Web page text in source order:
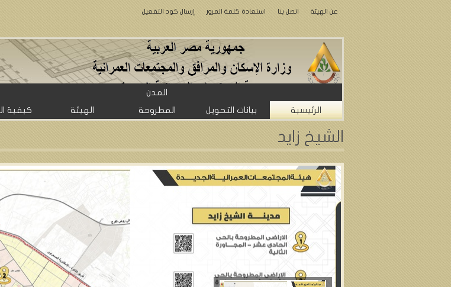
عن الهيئة اتصل بنا استعادة كلمة المرور إرسال كود التفعيل
الرئيسية بيانات التحويل
المدن
المطروحة
الهيئة كيفية
الشيخ زايد